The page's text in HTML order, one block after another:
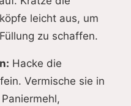
leicht aus, um
zu schaffen.
Hacke die
Vermische sie in